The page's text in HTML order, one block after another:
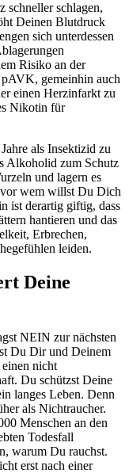
schneller schlagen,
Deinen Blutdruck
sich unterdessen
Risiko an der
gemeinhin auch
einen Herzinfarkt zu
Nikotin für
als Insektizid zu
Alkoholid zum Schutz
und lagern es
wem willst Du Dich
ist derartig giftig, dass
hantieren und das
Erbrechen,
leiden.
Deine
NEIN zur nächsten
Du Dir und Deinem
nicht
Du schützst Deine
langes Leben. Denn
als Nichtraucher.
Menschen an den
Todesfall
warum Du rauchst.
erst nach einer